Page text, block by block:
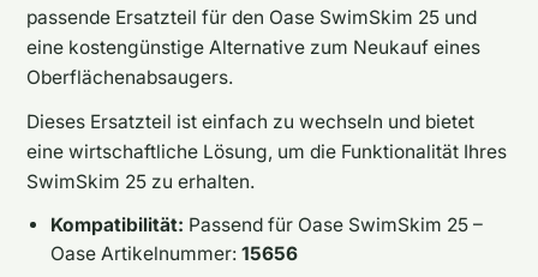
passende Ersatzteil für den Oase SwimSkim 25 und
eine kostengünstige Alternative zum Neukauf eines
Oberflächenabsaugers.
Dieses Ersatzteil ist einfach zu wechseln und bietet
eine wirtschaftliche Lösung, um die Funktionalität Ihres
SwimSkim 25 zu erhalten.
Kompatibilität: Passend für Oase SwimSkim 25 –
Oase Artikelnummer: 15656